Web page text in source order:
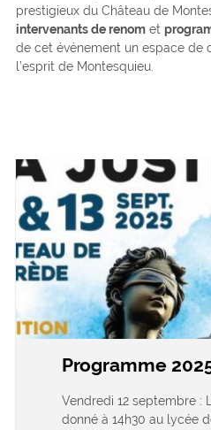
prestigieux du Château de
intervenants de renomet
de cet événement un espace de
l’esprit de Montesquieu.
Programme
Vendredi 12 septembre :
donné à 14h30 au lycée